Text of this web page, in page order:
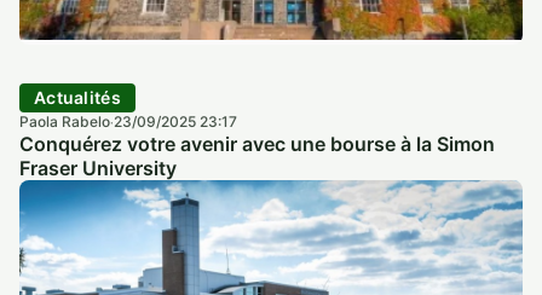
Actualités
Paola Rabelo·23/09/2025 23:17
Conquérez votre avenir avec une bourse à la Simon
Fraser University